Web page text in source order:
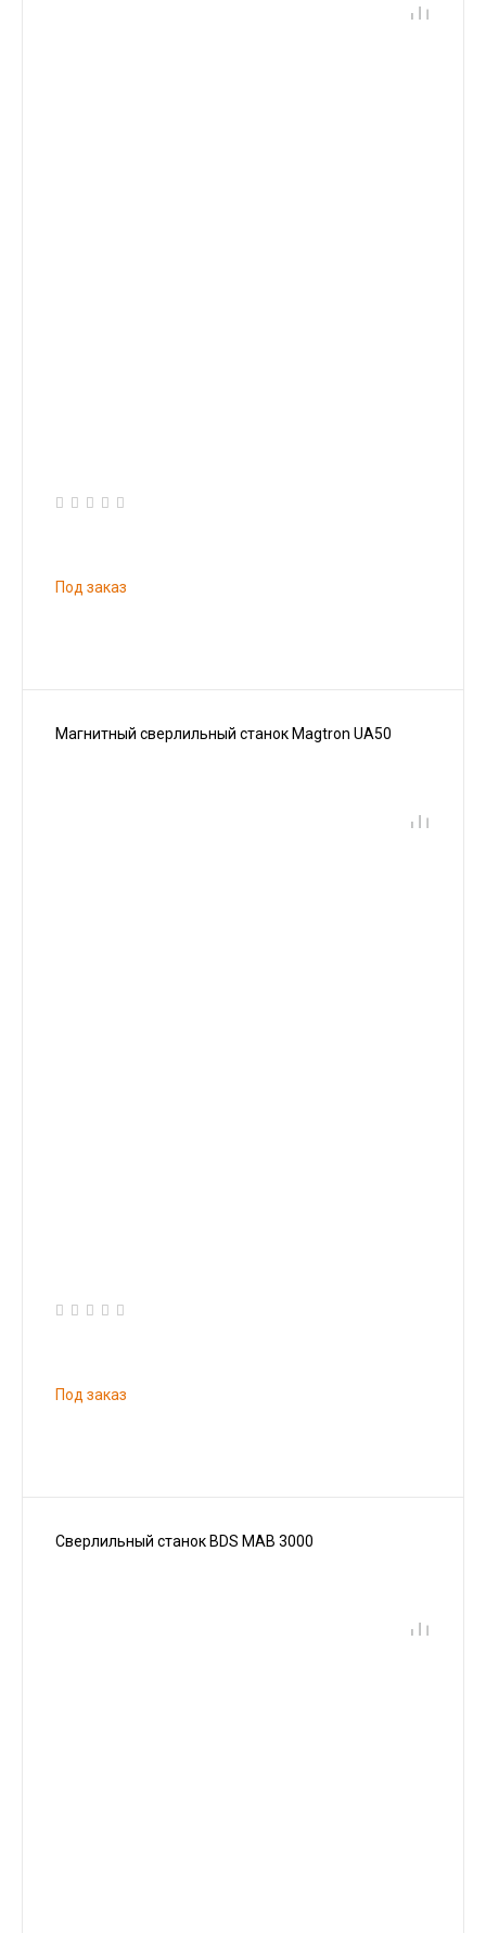
Под заказ
Магнитный сверлильный станок Magtron UA50
Под заказ
Сверлильный станок BDS MAB 3000